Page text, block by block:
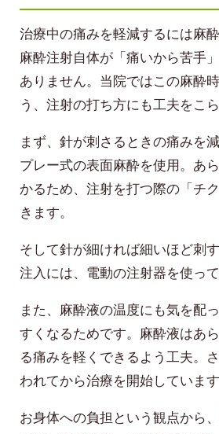
治療中の痛みを軽減するには麻
麻酔注射自体が「痛いから苦手
ありません。当院ではこの麻酔
う、注射の打ち方にも工夫をこ
まず、針が刺さるときの痛みを
プレー式の表面麻酔を使用。あ
かるため、注射を打つ際の「チ
きます。
そして針が細ければ細いほど刺
注入には、電動の注射器を使っ
また、麻酔液の温度にも気を配
すくなるためです。麻酔液はあ
る痛みを軽くできるよう工夫。
われてから治療を開始しています
お身体への負担という観点から